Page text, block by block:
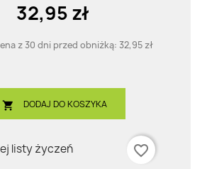
32,95 zł
z 30 dni przed obniżką: 32,95 zł
 DODAJ DO KOSZYKA
listy życzeń
favorite_border